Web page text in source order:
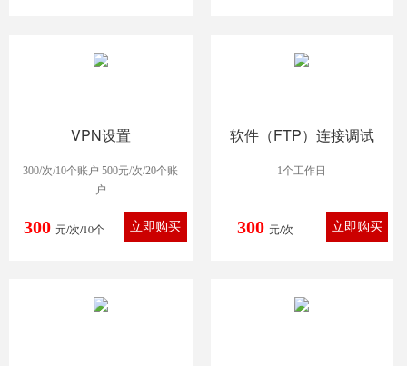
VPN设置
300/次/10个账户 500元/次/20个账
户
700元/次/50个账户 （仅限
windows系统）
300 元/次/10个
软件（FTP）连接调试
1个工作日
300 元/次